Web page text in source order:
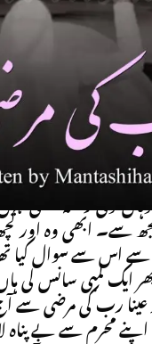
Base |
Romantic Novel
سب کچھ دیکھنا
ویسے بھی یہ شادی
سے محبت کرتے ہے
سوال ہے حور
آیا تھا دشحان
کوئی رشتہ معنی
سے۔ ابھی وہ اور
اس سے سوال کیا
پھر ایک لمبی سانس لی
رب کی مرضی سے
اپنے محرم سے بے